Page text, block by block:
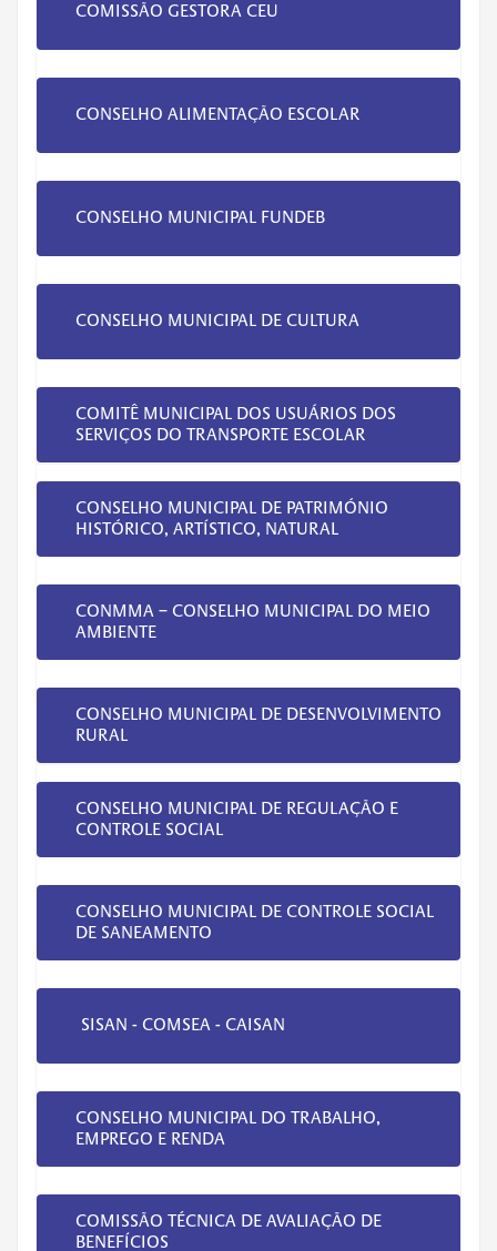
COMISSÃO GESTORA CEU
CONSELHO ALIMENTAÇÃO ESCOLAR
CONSELHO MUNICIPAL FUNDEB
CONSELHO MUNICIPAL DE CULTURA
COMITÊ MUNICIPAL DOS USUÁRIOS DOS
SERVIÇOS DO TRANSPORTE ESCOLAR
CONSELHO MUNICIPAL DE PATRIMÓNIO
HISTÓRICO, ARTÍSTICO, NATURAL
CONMMA – CONSELHO MUNICIPAL DO MEIO
AMBIENTE
CONSELHO MUNICIPAL DE DESENVOLVIMENTO
RURAL
CONSELHO MUNICIPAL DE REGULAÇÃO E
CONTROLE SOCIAL
CONSELHO MUNICIPAL DE CONTROLE SOCIAL
DE SANEAMENTO
SISAN - COMSEA - CAISAN
CONSELHO MUNICIPAL DO TRABALHO,
EMPREGO E RENDA
COMISSÃO TÉCNICA DE AVALIAÇÃO DE
BENEFÍCIOS